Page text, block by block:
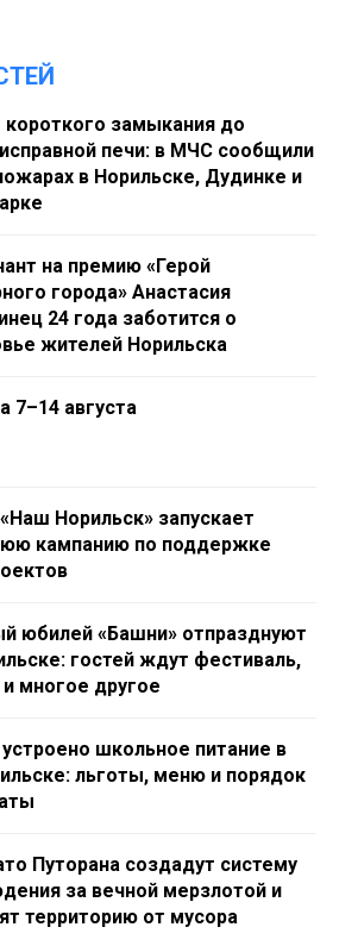
короткого замыкания до
печи: в МЧС сообщили
в Норильске, Дудинке и
на премию «Герой
города» Анастасия
24 года заботится о
жителей Норильска
7–14 августа
Норильск» запускает
кампанию по поддержке
юбилей «Башни» отпразднуют
гостей ждут фестиваль,
и многое другое
устроено школьное питание в
льготы, меню и порядок
Путорана создадут систему
за вечной мерзлотой и
территорию от мусора